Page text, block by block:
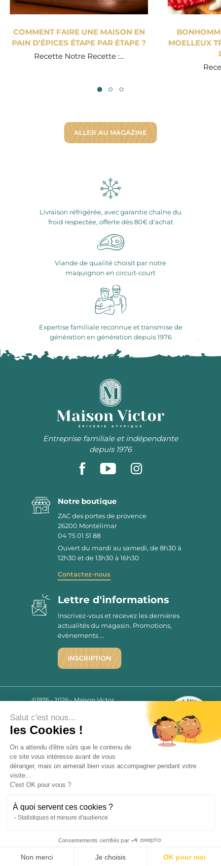
COMMENT FAIRE UNE MAISON EN
PAIN D’ÉPICES ÉTAPE PAR ÉTAPE ?
Recette Notre Recette :...
MOELLEUX
ALLER AU MAGAZINE
Livraison réfrigérée, avec garantie chaîne du
froid respectée, offerte dès 80€ d’achat
Viande de qualité choisit par notre
maquignon en circuit-court
Expertise familiale reconnue et transmise de
génération en génération depuis 1976
ÉPICERIE ATYPIQUE
Entreprise familiale et indépendante
depuis 1976
Notre boutique
ZAC des portes de provence
26200 Montélimar
04 75 01 51 88
Ouvert du mardi au samedi, de 8h30 à
12h30 et de 13h30 à 16h30
Contactez-nous
2780 AVIS
9.7/10
Lettre d'informations
Inscrivez-vous et recevez les dernières
actualités du magasin. Promotions,
évènements ...
INSCRIPTION
©1976 - 2026 - Maison Victor
Mentions légales
C.G.V.
Politique de confidentialité
FAQ
Livraisons
« L’abus d’alcool est dangereux pour la santé, à consommer avec
modération. La vente d’alcool est strictement interdite aux mineurs.
Salut c'est nous...
les Cookies !
On a attendu d'être sûrs que le contenu de
ce site vous intéresse avant de vous
déranger, mais on aimerait bien vous accompagner pendant votre
visite...
C'est OK pour vous ?
À quoi servent ces cookies ?
Statistiques et mesure d'audience
Consentements certifiés par
Non merci Je choisis OK pour moi